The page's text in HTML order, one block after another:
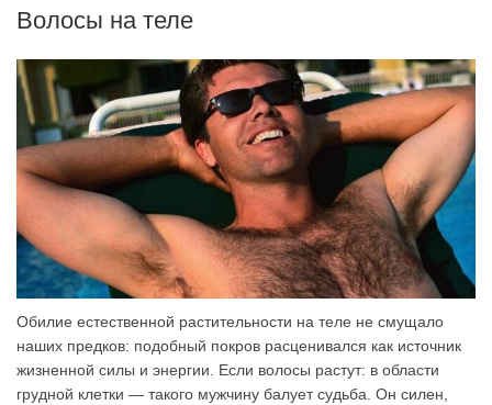
Волосы на теле
Обилие естественной растительности на теле не смущало
наших предков: подобный покров расценивался как источник
жизненной силы и энергии. Если волосы растут: в области
грудной клетки — такого мужчину балует судьба. Он силен,